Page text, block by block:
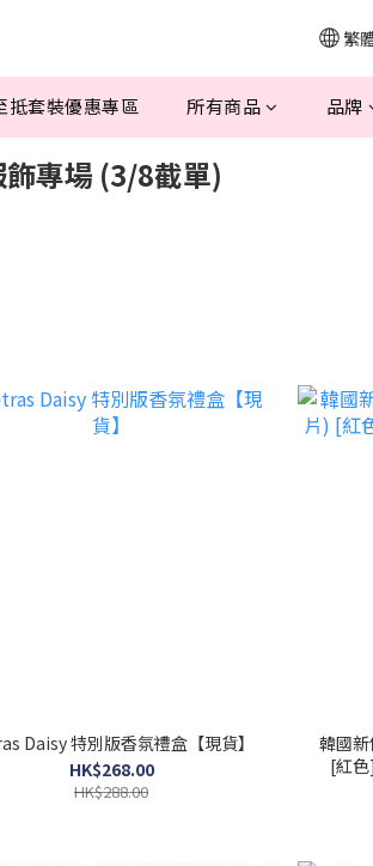
繁
抵套裝優惠專區 所有商品 品牌
專場 (3/8截單)
Daisy 特別版香氛禮盒【現貨】
HK$268.00
HK$288.00
韓國
[紅